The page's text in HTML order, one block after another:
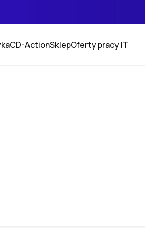
CD-ActionSklepOferty pracy IT